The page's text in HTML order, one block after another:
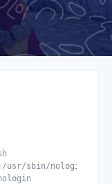
usr/sbin/nologin